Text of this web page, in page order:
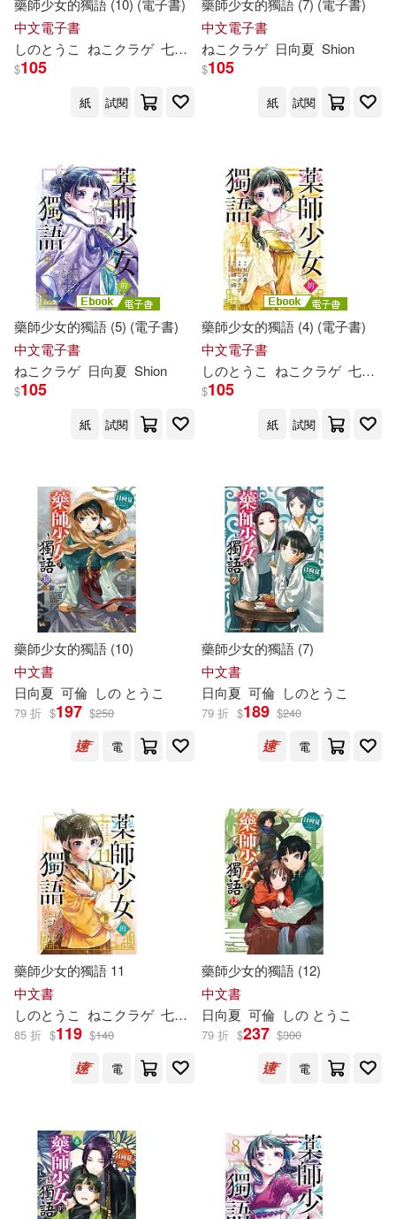
藥師少女的獨語 (10) (電子書)
中文電子書
しのと うこ ねこクラゲ 七緒一綺 日向夏 Shion
$105
紙 試閱
藥師少女的獨語 (7) (電子書)
中文電子書
ねこクラゲ 日向夏 Shion
$105
紙 試閱
藥師少女的獨語 (5) (電子書)
中文電子書
ねこクラゲ 日向夏 Shion
$105
紙 試閱
藥師少女的獨語 (4) (電子書)
中文電子書
しのと うこ ねこクラゲ 七緒一綺
$105
紙 試閱
藥師少女的獨語 (10)
中文書
日向夏 可倫 しの と うこ
79 折 $197 $250
電
藥師少女的獨語 (7)
中文書
日向夏 可倫 しのと うこ
79 折 $189 $240
電
藥師少女的獨語 11
中文書
しのと うこ ねこクラゲ 七緒一綺 日向夏 Shion
85 折 $119 $140
電
藥師少女的獨語 (12)
中文書
日向夏 可倫 しの と うこ
79 折 $237 $300
電